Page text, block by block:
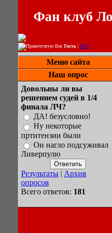
Фан клуб
Приветствую Вас Гость | RSS
Меню сайта
Наш опрос
Довольны ли вы
решением судей в 1/4
финала ЛЧ?
ДА! безусловно!
Ну некоторые
пртитензии были
Он нагло подсуживал
Ливерпулю
Результаты | Архив
опросов
Всего ответов: 181